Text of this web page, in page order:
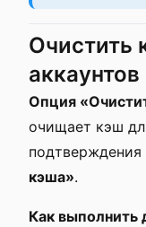
Очистить
аккаунтов
Опция
очищает кэш
кэша».
Как выполнить